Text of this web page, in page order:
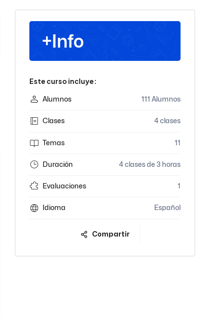
+Info
Este curso incluye:
Alumnos 111 Alumnos
Clases 4 clases
Temas 11
Duración 4 clases de 3 horas
Evaluaciones 1
Idioma Español
Compartir